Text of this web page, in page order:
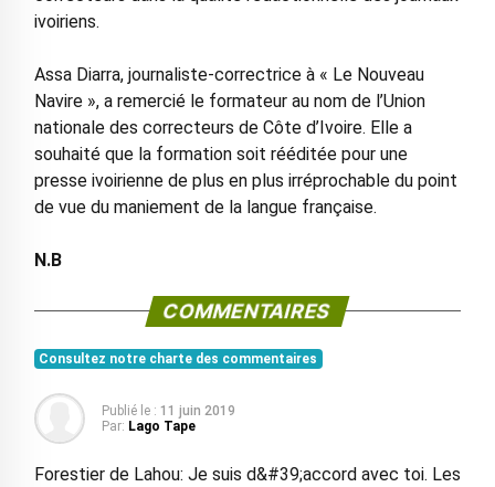
ivoiriens.
Assa Diarra, journaliste-correctrice à « Le Nouveau
Navire », a remercié le formateur au nom de l’Union
nationale des correcteurs de Côte d’Ivoire. Elle a
souhaité que la formation soit rééditée pour une
presse ivoirienne de plus en plus irréprochable du point
de vue du maniement de la langue française.
N.B
COMMENTAIRES
Consultez notre charte des commentaires
Publié le : 11 juin 2019
Par: Lago Tape
Forestier de Lahou: Je suis d&#39;accord avec toi. Les